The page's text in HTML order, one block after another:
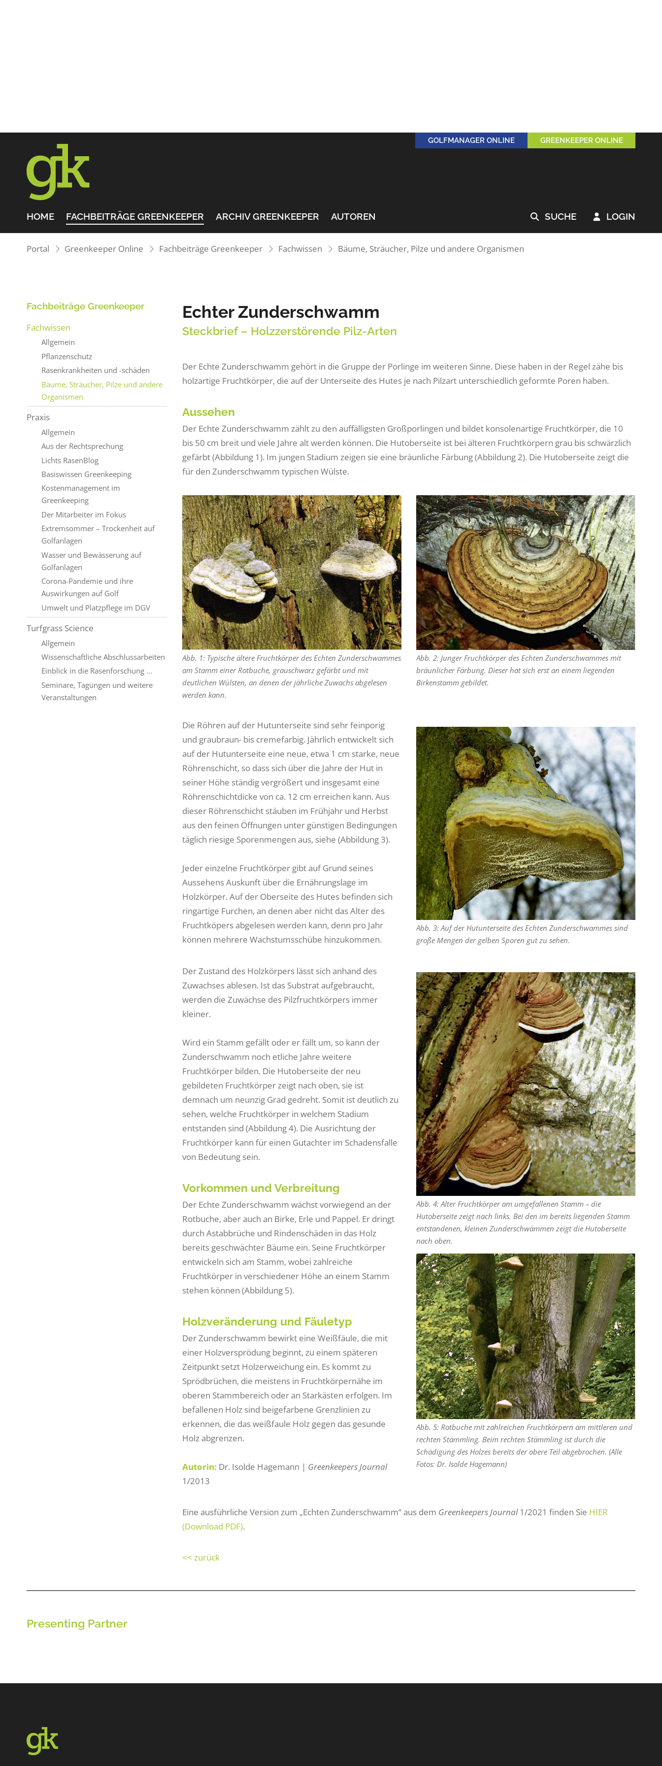
GOLFMANAGER ONLINE GREENKEEPER ONLINE
HOME FACHBEITRÄGE GREENKEEPER ARCHIV GREENKEEPER AUTOREN  SUCHE  LOGIN
Portal Greenkeeper Online Fachbeiträge Greenkeeper Fachwissen Bäume, Sträucher, Pilze und andere Organismen
Echter Zunderschwamm
Steckbrief – Holzzerstörende Pilz-Arten
Der Echte Zunderschwamm gehört in die Gruppe der Porlinge im weiteren Sinne. Diese haben in der Regel zähe bis
holzartige Fruchtkörper, die auf der Unterseite des Hutes je nach Pilzart unterschiedlich geformte Poren haben.
Aussehen
Der Echte Zunderschwamm zählt zu den auffälligsten Großporlingen und bildet konsolenartige Fruchtkörper, die 10
bis 50 cm breit und viele Jahre alt werden können. Die Hutoberseite ist bei älteren Fruchtkörpern grau bis schwärzlich
gefärbt (Abbildung 1). Im jungen Stadium zeigen sie eine bräunliche Färbung (Abbildung 2). Die Hutoberseite zeigt die
für den Zunderschwamm typischen Wülste.
Abb. 1: Typische ältere Fruchtkörper des Echten Zunderschwammes
am Stamm einer Rotbuche, grauschwarz gefärbt und mit
deutlichen Wülsten, an denen der jährliche Zuwachs abgelesen
werden kann.
Abb. 2: Junger Fruchtkörper des Echten Zunderschwammes mit
bräunlicher Färbung. Dieser hat sich erst an einem liegenden
Birkenstamm gebildet.
Die Röhren auf der Hutunterseite sind sehr feinporig
und graubraun- bis cremefarbig. Jährlich entwickelt sich
auf der Hutunterseite eine neue, etwa 1 cm starke, neue
Röhrenschicht, so dass sich über die Jahre der Hut in
seiner Höhe ständig vergrößert und insgesamt eine
Röhrenschichtdicke von ca. 12 cm erreichen kann. Aus
dieser Röhrenschicht stäuben im Frühjahr und Herbst
aus den feinen Öffnungen unter günstigen Bedingungen
täglich riesige Sporenmengen aus, siehe (Abbildung 3).
Jeder einzelne Fruchtkörper gibt auf Grund seines
Aussehens Auskunft über die Ernährungslage im
Holzkörper. Auf der Oberseite des Hutes befinden sich
ringartige Furchen, an denen aber nicht das Alter des
Fruchtköpers abgelesen werden kann, denn pro Jahr
können mehrere Wachstumsschübe hinzukommen.
Abb. 3: Auf der Hutunterseite des Echten Zunderschwammes sind
große Mengen der gelben Sporen gut zu sehen.
Der Zustand des Holzkörpers lässt sich anhand des
Zuwachses ablesen. Ist das Substrat aufgebraucht,
werden die Zuwächse des Pilzfruchtkörpers immer
kleiner.
Wird ein Stamm gefällt oder er fällt um, so kann der
Zunderschwamm noch etliche Jahre weitere
Fruchtkörper bilden. Die Hutoberseite der neu
gebildeten Fruchtkörper zeigt nach oben, sie ist
demnach um neunzig Grad gedreht. Somit ist deutlich zu
sehen, welche Fruchtkörper in welchem Stadium
entstanden sind (Abbildung 4). Die Ausrichtung der
Fruchtkörper kann für einen Gutachter im Schadensfalle
von Bedeutung sein.
Vorkommen und Verbreitung
Der Echte Zunderschwamm wächst vorwiegend an der
Rotbuche, aber auch an Birke, Erle und Pappel. Er dringt
durch Astabbrüche und Rindenschäden in das Holz
bereits geschwächter Bäume ein. Seine Fruchtkörper
entwickeln sich am Stamm, wobei zahlreiche
Fruchtkörper in verschiedener Höhe an einem Stamm
stehen können (Abbildung 5).
Holzveränderung und Fäuletyp
Der Zunderschwamm bewirkt eine Weißfäule, die mit
einer Holzversprödung beginnt, zu einem späteren
Zeitpunkt setzt Holzerweichung ein. Es kommt zu
Sprödbrüchen, die meistens in Fruchtkörpernähe im
oberen Stammbereich oder an Starkästen erfolgen. Im
befallenen Holz sind beigefarbene Grenzlinien zu
erkennen, die das weißfaule Holz gegen das gesunde
Holz abgrenzen.
Autorin: Dr. Isolde Hagemann | Greenkeepers Journal
1/2013
Abb. 4: Alter Fruchtkörper am umgefallenen Stamm – die
Hutoberseite zeigt nach links. Bei den im bereits liegenden Stamm
entstandenen, kleinen Zunderschwämmen zeigt die Hutoberseite
nach oben.
Abb. 5: Rotbuche mit zahlreichen Fruchtkörpern am mittleren und
rechten Stämmling. Beim rechten Stämmling ist durch die
Schädigung des Holzes bereits der obere Teil abgebrochen. (Alle
Fotos: Dr. Isolde Hagemann)
Eine ausführliche Version zum „Echten Zunderschwamm“ aus dem Greenkeepers Journal1/2021 finden Sie HIER
(Download PDF).
<< zurück
Fachbeiträge Greenkeeper
Fachwissen
Allgemein
Pflanzenschutz
Rasenkrankheiten und -schäden
Bäume, Sträucher, Pilze und andere
Organismen
Praxis
Allgemein
Aus der Rechtsprechung
Lichts RasenBlog
Basiswissen Greenkeeping
Kostenmanagement im
Greenkeeping
Der Mitarbeiter im Fokus
Extremsommer – Trockenheit auf
Golfanlagen
Wasser und Bewässerung auf
Golfanlagen
Corona-Pandemie und ihre
Auswirkungen auf Golf
Umwelt und Platzpflege im DGV
Turfgrass Science
Allgemein
Wissenschaftliche Abschlussarbeiten
Einblick in die Rasenforschung ...
Seminare, Tagungen und weitere
Veranstaltungen
Presenting Partner